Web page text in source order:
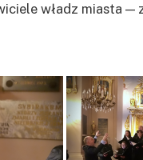
władz miasta —